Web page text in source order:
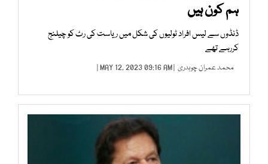
ہم کون ہیں
ڈنڈوں سے لیس افراد ٹولیوں کی شکل میں ریاست کی رٹ کو چیلنج
کررہے تھے
محمد عمران چوہدری | MAY 12, 2023 09:16 AM |